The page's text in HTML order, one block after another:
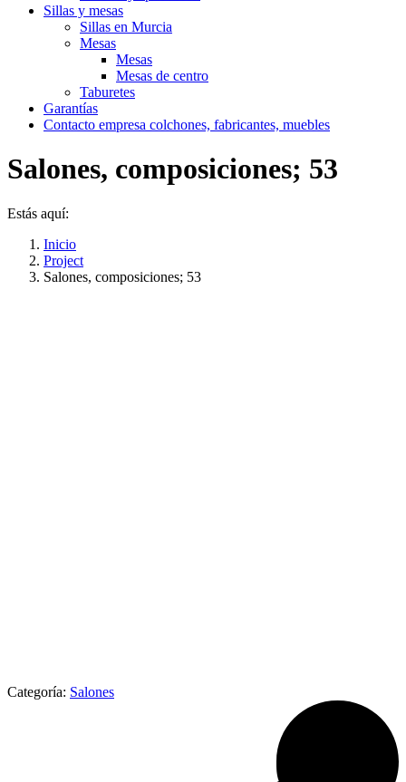
Sillas y mesas
Sillas en Murcia
Mesas
Mesas
Mesas de centro
Taburetes
Garantías
Contacto empresa colchones, fabricantes, muebles
Salones, composiciones; 53
Estás aquí:
Inicio
Project
Salones, composiciones; 53
Categoría: Salones